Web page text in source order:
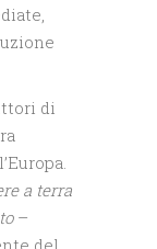
di
a terra
–